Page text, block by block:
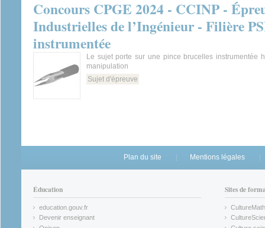
Concours CPGE 2024 - CCINP -
Industrielles de l’Ingénieur - Filière
instrumentée
Le sujet porte sur une pince brucelles instrumentée
manipulation
Sujet d'épreuve
Plan du site Mentions légales
Éducation
education.gouv.fr
(link is external)
Devenir enseignant
(link is external)
Sites de
CultureMath
(link is
(link is